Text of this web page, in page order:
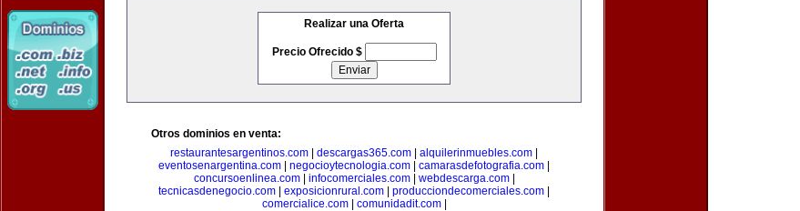
Realizar una Oferta
Precio Ofrecido $
Otros dominios en venta:
restaurantesargentinos.com
descargas365.com alquilerinmuebles.com
eventosenargentina.com
negocioytecnologia.com camarasdefotografia.com
concursoenlinea.com| infocomerciales.com| webdescarga.com|
tecnicasdenegocio.com
exposicionrural.com producciondecomerciales.com
comercialice.com| comunidadit.com|